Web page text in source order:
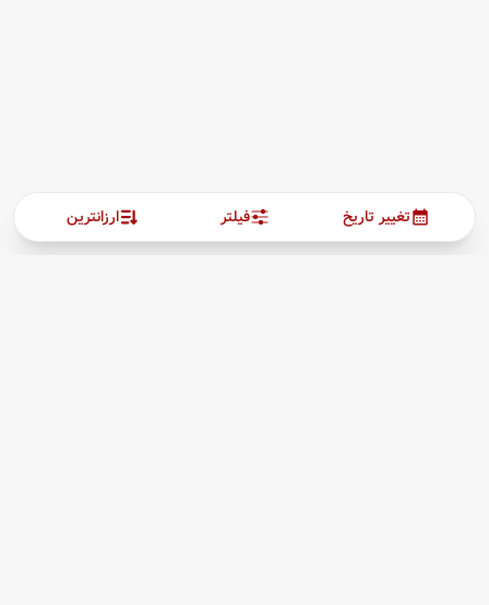
ارزانترین فیلتر تغییر تاریخ